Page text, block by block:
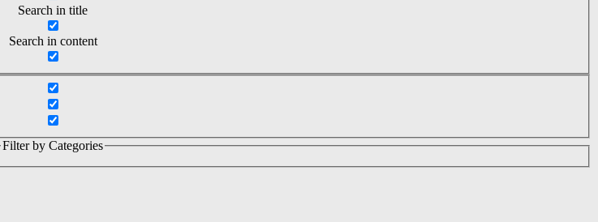
Search in title
Search in content
Filter by Categories